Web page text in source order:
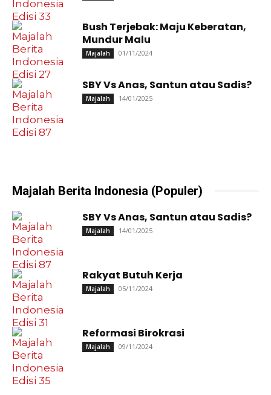
Bush Terjebak: Maju Keberatan,
Mundur Malu
Majalah 01/11/2024
SBY Vs Anas, Santun atau Sadis?
Majalah 14/01/2025
Majalah Berita Indonesia (Populer)
SBY Vs Anas, Santun atau Sadis?
Majalah 14/01/2025
Rakyat Butuh Kerja
Majalah 05/11/2024
Reformasi Birokrasi
Majalah 09/11/2024